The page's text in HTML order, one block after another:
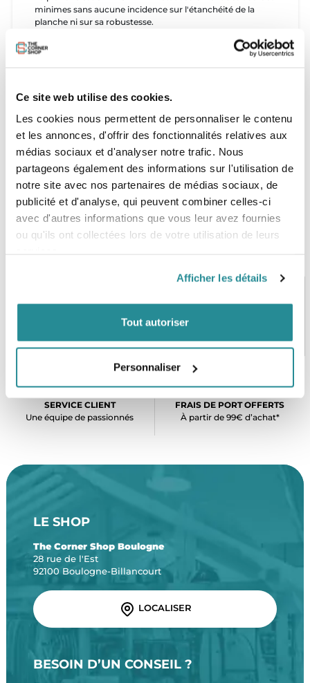
Ce site web utilise des cookies.
Les cookies nous permettent de personnaliser le contenu
et les annonces, d'offrir des fonctionnalités relatives aux
médias sociaux et d'analyser notre trafic. Nous
partageons également des informations sur l'utilisation de
notre site avec nos partenaires de médias sociaux, de
publicité et d'analyse, qui peuvent combiner celles-ci
avec d'autres informations que vous leur avez fournies
ou qu'ils ont collectées lors de votre utilisation de leurs
Afficher les détails
Tout autoriser
Personnaliser
minimes sans aucune incidence sur l'étanchéité de la
planche ni sur sa robustesse.
- Set de 3 ailerons Futures
- Housse Fone
PAIEMENT SÉCURISÉ
STOCK EN TEMPS RÉEL
SERVICE CLIENT
Une équipe de passionnés
FRAIS DE PORT OFFERTS
À partir de 99€ d’achat*
LE SHOP
The Corner Shop Boulogne
28 rue de l'Est
92100 Boulogne-Billancourt
LOCALISER
BESOIN D’UN CONSEIL ?